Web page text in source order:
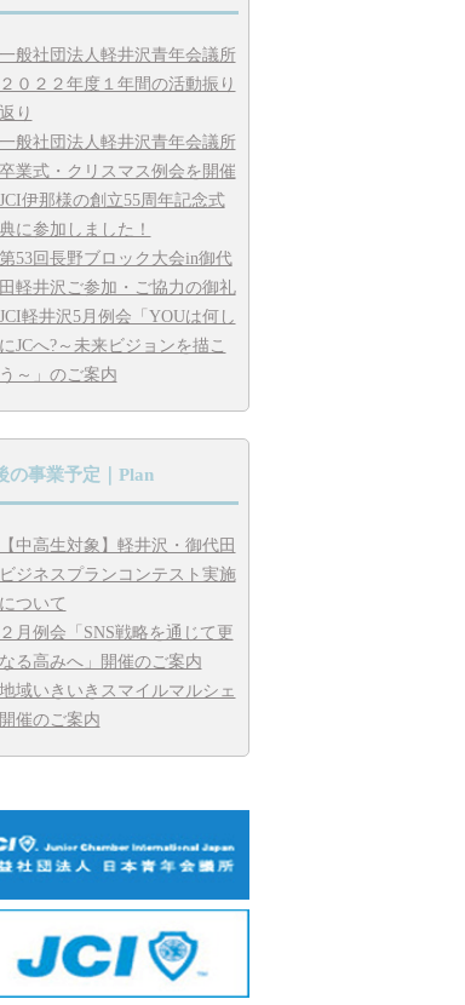
一般社団法人軽井沢青年会議所
２０２２年度１年間の活動振り
返り
一般社団法人軽井沢青年会議所
卒業式・クリスマス例会を開催
JCI伊那様の創立55周年記念式
典に参加しました！
第53回長野ブロック大会in御代
田軽井沢ご参加・ご協力の御礼
JCI軽井沢5月例会「YOUは何し
にJCへ?～未来ビジョンを描こ
う～」のご案内
の事業予定｜Plan
【中高生対象】軽井沢・御代田
ビジネスプランコンテスト実施
について
２月例会「SNS戦略を通じて更
なる高みへ」開催のご案内
地域いきいきスマイルマルシェ
開催のご案内